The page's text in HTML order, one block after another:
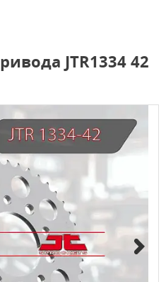
JTR1334 42